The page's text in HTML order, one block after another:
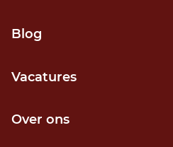
Blog
Vacatures
Over ons